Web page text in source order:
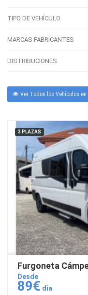
TIPO DE VEHÍCULO
MARCAS FABRICANTES
DISTRIBUCIONES
Ver Todos los Vehículos
3 PLAZAS
Furgoneta
Desde
89€ dia